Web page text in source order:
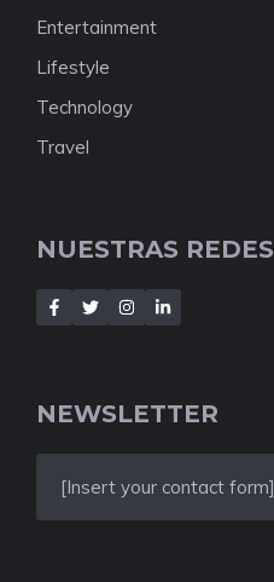
Entertainment
Lifestyle
Technology
Travel
NUESTRAS REDES
NEWSLETTER
[Insert your contact form]